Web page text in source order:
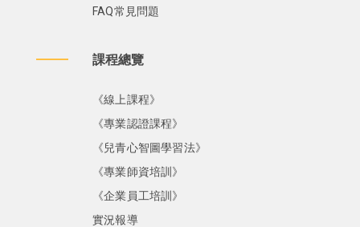
FAQ常見問題
課程總覽
《線上課程》
《專業認證課程》
《兒青心智圖學習法》
《專業師資培訓》
《企業員工培訓》
實況報導